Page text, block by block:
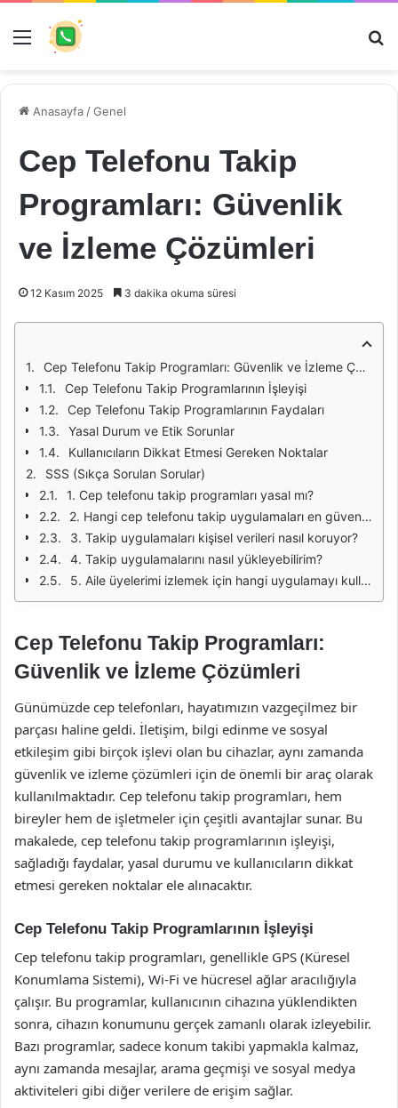
Menü
Anasayfa /Genel
Cep Telefonu Takip
Programları: Güvenlik
ve İzleme Çözümleri
12 Kasım 2025 3 dakika okuma süresi
Cep Telefonu Takip Programları: Güvenlik ve İzleme Çözümleri
Cep Telefonu Takip Programlarının İşleyişi
Cep Telefonu Takip Programlarının Faydaları
Yasal Durum ve Etik Sorunlar
Kullanıcıların Dikkat Etmesi Gereken Noktalar
SSS (Sıkça Sorulan Sorular)
1. Cep telefonu takip programları yasal mı?
2. Hangi cep telefonu takip uygulamaları en güvenilir?
3. Takip uygulamaları kişisel verileri nasıl koruyor?
4. Takip uygulamalarını nasıl yükleyebilirim?
5. Aile üyelerimi izlemek için hangi uygulamayı kullanmalıyım?
Cep Telefonu Takip Programları:
Güvenlik ve İzleme Çözümleri
Günümüzde cep telefonları, hayatımızın vazgeçilmez bir
parçası haline geldi. İletişim, bilgi edinme ve sosyal
etkileşim gibi birçok işlevi olan bu cihazlar, aynı zamanda
güvenlik ve izleme çözümleri için de önemli bir araç olarak
kullanılmaktadır. Cep telefonu takip programları, hem
bireyler hem de işletmeler için çeşitli avantajlar sunar. Bu
makalede, cep telefonu takip programlarının işleyişi,
sağladığı faydalar, yasal durumu ve kullanıcıların dikkat
etmesi gereken noktalar ele alınacaktır.
Cep Telefonu Takip Programlarının İşleyişi
Cep telefonu takip programları, genellikle GPS (Küresel
Konumlama Sistemi), Wi-Fi ve hücresel ağlar aracılığıyla
çalışır. Bu programlar, kullanıcının cihazına yüklendikten
sonra, cihazın konumunu gerçek zamanlı olarak izleyebilir.
Bazı programlar, sadece konum takibi yapmakla kalmaz,
aynı zamanda mesajlar, arama geçmişi ve sosyal medya
aktiviteleri gibi diğer verilere de erişim sağlar.